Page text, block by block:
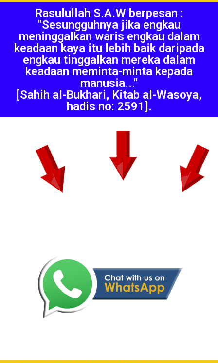
Rasulullah S.A.W berpesan :
"Sesungguhnya jika engkau
meninggalkan waris engkau dalam
keadaan kaya itu lebih baik daripada
engkau tinggalkan mereka dalam
keadaan meminta-minta kepada
manusia..."
[Sahih al-Bukhari, Kitab al-Wasoya,
hadis no: 2591].